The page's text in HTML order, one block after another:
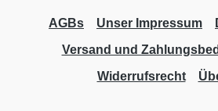
AGBs Unser Impressum
Versand und
Widerrufsrecht